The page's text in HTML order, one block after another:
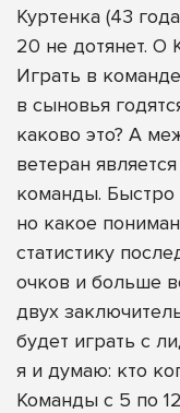
Куртенка (43
20 не дотянет. О
Играть в
в сыновья
каково это? А
ветеран
команды. Быстро
но какое
статистику
очков и больше
двух
будет играть с
я и думаю: кто
Команды с 5 по